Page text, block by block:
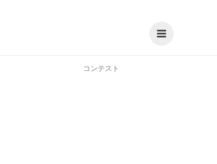
コンテスト